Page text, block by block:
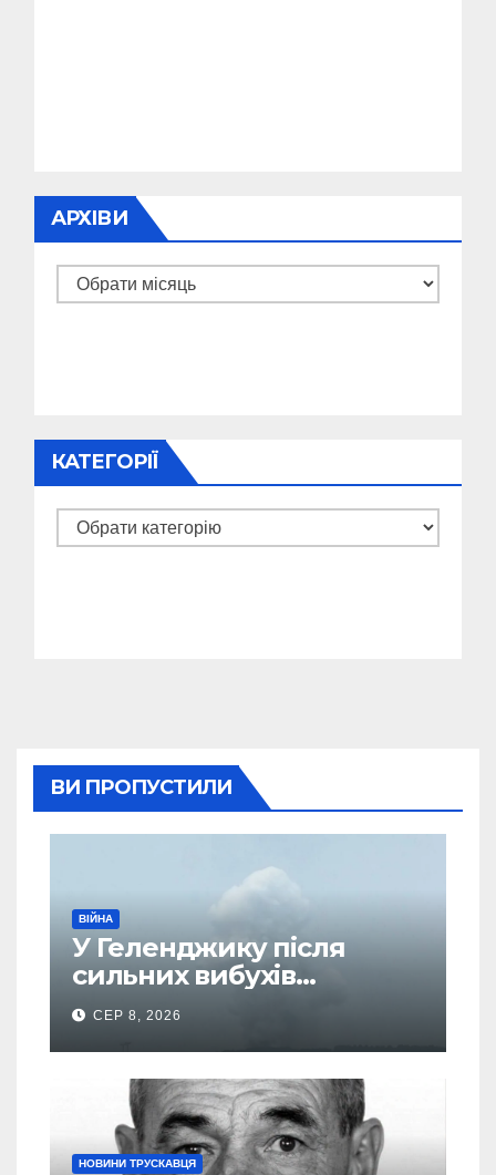
АРХІВИ
Архіви
КАТЕГОРІЇ
Категорії
ВИ ПРОПУСТИЛИ
ВІЙНА
У Геленджику після
сильних вибухів
почалася масова
евакуація
СЕР 8, 2026
НОВИНИ ТРУСКАВЦЯ